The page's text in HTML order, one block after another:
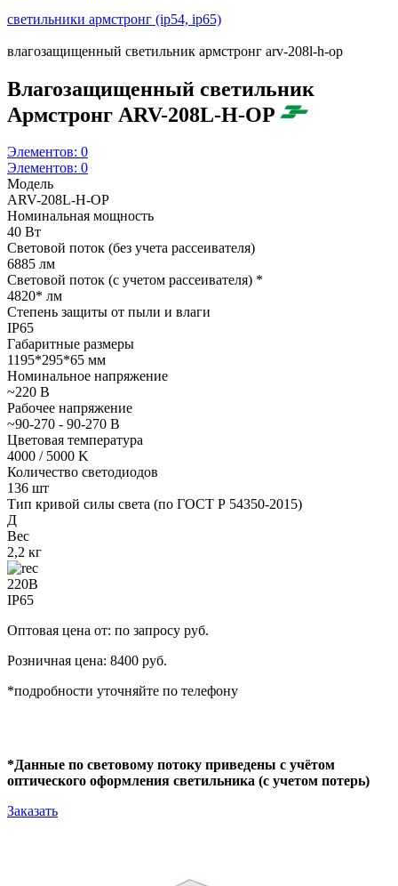
светильники армстронг (ip54, ip65)
влагозащищенный светильник армстронг arv-208l-h-op
Влагозащищенный светильник
Армстронг ARV-208L-H-OP
Элементов: 0
Элементов: 0
Модель
ARV-208L-H-OP
Номинальная мощность
40 Вт
Световой поток (без учета рассеивателя)
6885 лм
Световой поток (с учетом рассеивателя) *
4820* лм
Степень защиты от пыли и влаги
IP65
Габаритные размеры
1195*295*65 мм
Номинальное напряжение
~220 В
Рабочее напряжение
~90-270 - 90-270 В
Цветовая температура
4000 / 5000 K
Количество светодиодов
136 шт
Тип кривой силы света (по ГОСТ Р 54350-2015)
Д
Вес
2,2 кг
220В
IP65
Оптовая цена от: по запросу руб.
Розничная цена: 8400 руб.
*подробности уточняйте по телефону
*Данные по световому потоку приведены с учётом
оптического оформления светильника (с учетом потерь)
Заказать